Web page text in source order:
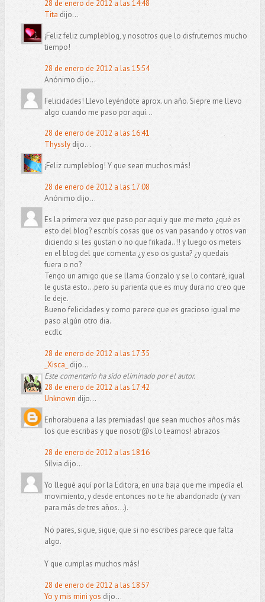
28 de enero de 2012 a las 14:48
Tita dijo...
¡Feliz feliz cumpleblog, y nosotros que lo disfrutemos mucho
tiempo!
28 de enero de 2012 a las 15:54
Anónimo dijo...
Felicidades! Llevo leyéndote aprox. un año. Siepre me llevo
algo cuando me paso por aquí...
28 de enero de 2012 a las 16:41
Thysslydijo...
¡Feliz cumpleblog! Y que sean muchos más!
28 de enero de 2012 a las 17:08
Anónimo dijo...
Es la primera vez que paso por aqui y que me meto ¿qué es
esto del blog? escribís cosas que os van pasando y otros van
diciendo si les gustan o no que frikada..!! y luego os meteis
en el blog del que comenta ¿y eso os gusta? ¿y quedais
fuera o no?
Tengo un amigo que se llama Gonzalo y se lo contaré, igual
le gusta esto...pero su parienta que es muy dura no creo que
le deje.
Bueno felicidades y como parece que es gracioso igual me
paso algún otro dia.
ecdlc
28 de enero de 2012 a las 17:35
_Xisca_ dijo...
Este comentario ha sido eliminado por el autor.
28 de enero de 2012 a las 17:42
Unknown dijo...
Enhorabuena a las premiadas! que sean muchos años más
los que escribas y que nosotr@s lo leamos! abrazos
28 de enero de 2012 a las 18:16
Sílvia dijo...
Yo llegué aquí por la Editora, en una baja que me impedía el
movimiento, y desde entonces no te he abandonado (y van
para más de tres años...).
No pares, sigue, sigue, que si no escribes parece que falta
algo.
Y que cumplas muchos más!
28 de enero de 2012 a las 18:57
Yo y mis mini yos dijo...